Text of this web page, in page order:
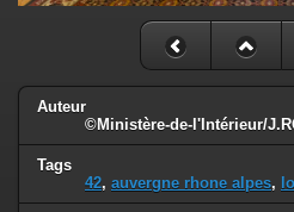
Auteur
©Ministère-de-l'Intérieur/
Tags
42, auvergne rhone alpes,